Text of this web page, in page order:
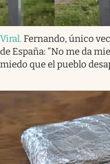
Viral. Fernando, único
de España: “No me da
miedo que el pueblo